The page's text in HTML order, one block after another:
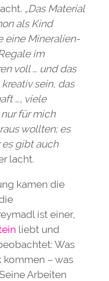
„Das Material
als Kind
eine Mineralien-
im
voll … und das
sein, das
…, viele
für mich
wollten; es
gibt auch
lacht.
kamen die
ist einer,
liebt und
Was
kommen – was
Arbeiten